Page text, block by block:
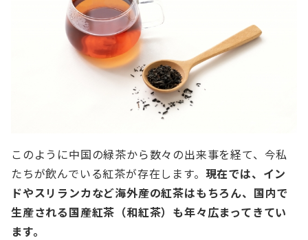
このように中国の緑茶から数々の出来事を経て、今私
たちが飲んでいる紅茶が存在します。 現在では、イン
ドやスリランカなど海外産の紅茶はもちろん、国内で
生産される国産紅茶（和紅茶）も年々広まってきてい
ます。